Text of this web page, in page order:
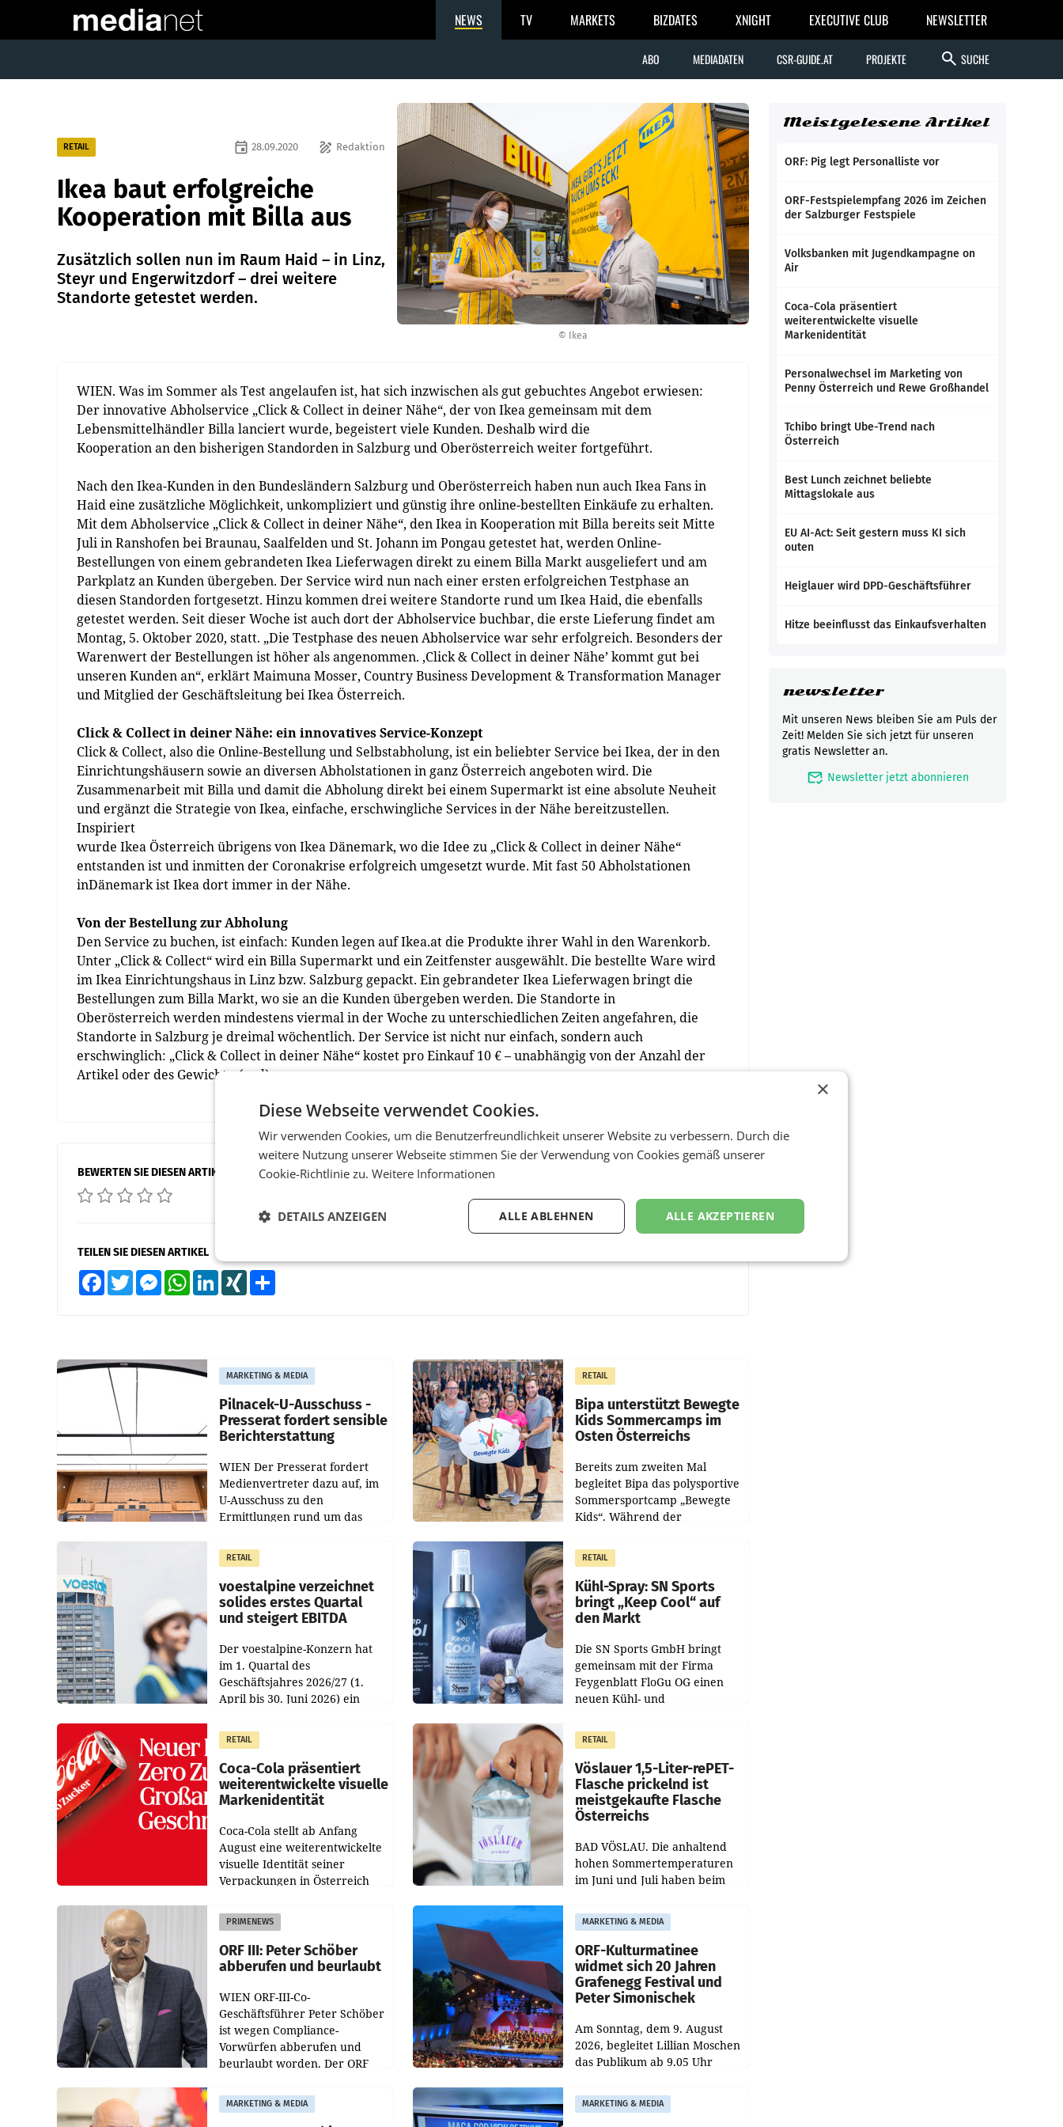
NEWS TV MARKETS BIZDATES XNIGHT EXECUTIVE CLUB NEWSLETTER
ABO MEDIADATEN CSR-GUIDE.AT PROJEKTE search SUCHE
© Ikea
RETAIL draw Redaktion
event 28.09.2020
Ikea baut erfolgreiche
Kooperation mit Billa aus
Zusätzlich sollen nun im Raum Haid – in Linz,
Steyr und Engerwitzdorf – drei weitere
Standorte getestet werden.
WIEN. Was im Sommer als Test angelaufen ist, hat sich inzwischen als gut gebuchtes Angebot erwiesen:
Der innovative Abholservice „Click & Collect in deiner Nähe“, der von Ikea gemeinsam mit dem
Lebensmittelhändler Billa lanciert wurde, begeistert viele Kunden. Deshalb wird die
Kooperation an den bisherigen Standorden in Salzburg und Oberösterreich weiter fortgeführt.
Nach den Ikea-Kunden in den Bundesländern Salzburg und Oberösterreich haben nun auch Ikea Fans in
Haid eine zusätzliche Möglichkeit, unkompliziert und günstig ihre online-bestellten Einkäufe zu erhalten.
Mit dem Abholservice „Click & Collect in deiner Nähe“, den Ikea in Kooperation mit Billa bereits seit Mitte
Juli in Ranshofen bei Braunau, Saalfelden und St. Johann im Pongau getestet hat, werden Online-
Bestellungen von einem gebrandeten Ikea Lieferwagen direkt zu einem Billa Markt ausgeliefert und am
Parkplatz an Kunden übergeben. Der Service wird nun nach einer ersten erfolgreichen Testphase an
diesen Standorden fortgesetzt. Hinzu kommen drei weitere Standorte rund um Ikea Haid, die ebenfalls
getestet werden. Seit dieser Woche ist auch dort der Abholservice buchbar, die erste Lieferung findet am
Montag, 5. Oktober 2020, statt. „Die Testphase des neuen Abholservice war sehr erfolgreich. Besonders der
Warenwert der Bestellungen ist höher als angenommen. ,Click & Collect in deiner Nähe’ kommt gut bei
unseren Kunden an“, erklärt Maimuna Mosser, Country Business Development & Transformation Manager
und Mitglied der Geschäftsleitung bei Ikea Österreich.
Click & Collect in deiner Nähe: ein innovatives Service-Konzept
Click & Collect, also die Online-Bestellung und Selbstabholung, ist ein beliebter Service bei Ikea, der in den
Einrichtungshäusern sowie an diversen Abholstationen in ganz Österreich angeboten wird. Die
Zusammenarbeit mit Billa und damit die Abholung direkt bei einem Supermarkt ist eine absolute Neuheit
und ergänzt die Strategie von Ikea, einfache, erschwingliche Services in der Nähe bereitzustellen.
Inspiriert
wurde Ikea Österreich übrigens von Ikea Dänemark, wo die Idee zu „Click & Collect in deiner Nähe“
entstanden ist und inmitten der Coronakrise erfolgreich umgesetzt wurde. Mit fast 50 Abholstationen
inDänemark ist Ikea dort immer in der Nähe.
Von der Bestellung zur Abholung
Den Service zu buchen, ist einfach: Kunden legen auf Ikea.at die Produkte ihrer Wahl in den Warenkorb.
Unter „Click & Collect“ wird ein Billa Supermarkt und ein Zeitfenster ausgewählt. Die bestellte Ware wird
im Ikea Einrichtungshaus in Linz bzw. Salzburg gepackt. Ein gebrandeter Ikea Lieferwagen bringt die
Bestellungen zum Billa Markt, wo sie an die Kunden übergeben werden. Die Standorte in
Oberösterreich werden mindestens viermal in der Woche zu unterschiedlichen Zeiten angefahren, die
Standorte in Salzburg je dreimal wöchentlich. Der Service ist nicht nur einfach, sondern auch
erschwinglich: „Click & Collect in deiner Nähe“ kostet pro Einkauf 10 € – unabhängig von der Anzahl der
Artikel oder des Gewichts. (red)
BEWERTEN SIE DIESEN ARTIKEL
TEILEN SIE DIESEN ARTIKEL
FacebookTwitter MessengerWhatsAppLinkedInXING
MARKETING & MEDIA
Pilnacek-U-Ausschuss -
Presserat fordert sensible
Berichterstattung
WIEN Der Presserat fordert
Medienvertreter dazu auf, im
U-Ausschuss zu den
Ermittlungen rund um das
im Justizministerium, Christian
Pilnacek, auf sensible
RETAIL
Bipa unterstützt Bewegte
Kids Sommercamps im
Osten Österreichs
Bereits zum zweiten Mal
begleitet Bipa das polysportive
Sommersportcamp „Bewegte
Kids“. Während der
Juli und August versorgt das
Unternehmen Kinder sowie
RETAIL
voestalpine verzeichnet
solides erstes Quartal
und steigert EBITDA
Der voestalpine-Konzern hat
im 1. Quartal des
Geschäftsjahres 2026/27 (1.
April bis 30. Juni 2026) ein
Der Umsatz stieg im Vergleich
zur Vorjahresperiode
RETAIL
Kühl-Spray: SN Sports
bringt „Keep Cool“ auf
den Markt
Die SN Sports GmbH bringt
gemeinsam mit der Firma
Feygenblatt FloGu OG einen
neuen Kühl- und
Markt. Das Produkt namens
„Keep Cool“ ist zu 100 Prozent
RETAIL
Coca-Cola präsentiert
weiterentwickelte visuelle
Markenidentität
Coca-Cola stellt ab Anfang
August eine weiterentwickelte
visuelle Identität seiner
Verpackungen in Österreich
Redesigns stehen zentrale
Gestaltungselemente
RETAIL
Vöslauer 1,5-Liter-rePET-
Flasche prickelnd ist
meistgekaufte Flasche
Österreichs
BAD VÖSLAU. Die anhaltend
hohen Sommertemperaturen
im Juni und Juli haben beim
Getränkehersteller Vöslauer zu
deutlichen Absatzzuwächsen
geführt. Während
PRIMENEWS
ORF III: Peter Schöber
abberufen und beurlaubt
WIEN ORF-III-Co-
Geschäftsführer Peter Schöber
ist wegen Compliance-
Vorwürfen abberufen und
beurlaubt worden. Der ORF
entsprechende
Medienberichte.
MARKETING & MEDIA
ORF-Kulturmatinee
widmet sich 20 Jahren
Grafenegg Festival und
Peter Simonischek
Am Sonntag, dem 9. August
2026, begleitet Lillian Moschen
das Publikum ab 9.05 Uhr
„Kulturmatinee“. Die Sendung
startet mit der Dokumentation
MARKETING & MEDIA MARKETING & MEDIA
Meistgelesene Artikel
ORF: Pig legt Personalliste vor
ORF-Festspielempfang 2026 im Zeichen
der Salzburger Festspiele
Volksbanken mit Jugendkampagne on
Air
Coca-Cola präsentiert
weiterentwickelte visuelle
Markenidentität
Personalwechsel im Marketing von
Penny Österreich und Rewe Großhandel
Tchibo bringt Ube-Trend nach
Österreich
Best Lunch zeichnet beliebte
Mittagslokale aus
EU AI-Act: Seit gestern muss KI sich
outen
Heiglauer wird DPD-Geschäftsführer
Hitze beeinflusst das Einkaufsverhalten
newsletter
Mit unseren News bleiben Sie am Puls der
Zeit! Melden Sie sich jetzt für unseren
gratis Newsletter an.
mark_email_read Newsletter jetzt abonnieren
×
Diese Webseite verwendet Cookies.
Wir verwenden Cookies, um die Benutzerfreundlichkeit unserer Website zu verbessern. Durch die
weitere Nutzung unserer Webseite stimmen Sie der Verwendung von Cookies gemäß unserer
Cookie-Richtlinie zu. Weitere Informationen
ALLE AKZEPTIEREN
ALLE ABLEHNEN
DETAILS ANZEIGEN